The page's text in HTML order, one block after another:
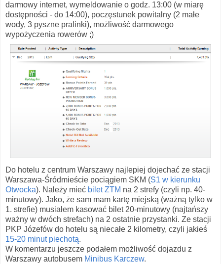
darmowy internet, wymeldowanie o godz. 13:00 (w miarę
dostępności - do 14:00), poczęstunek powitalny (2 małe
wody, 3 pyszne pralinki), możliwość darmowego
wypożyczenia rowerów ;)
Do hotelu z centrum Warszawy najlepiej dojechać ze stacji
Warszawa-Śródmieście pociągiem SKM (S1 w kierunku
Otwocka). Należy mieć bilet ZTM na 2 strefy (czyli np. 40-
minutowy). Jako, że sam mam kartę miejską (ważną tylko w
1. strefie) musiałem kasować bilet 20-minutowy (najtańszy
ważny w dwóch strefach) na 2 ostatnie przystanki. Ze stacji
PKP Józefów do hotelu są niecałe 2 kilometry, czyli jakieś
15-20 minut piechotą.
W komentarzu jeszcze podałem możliwość dojazdu z
Warszawy autobusem Minibus Karczew.